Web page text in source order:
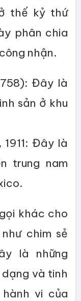
thế kỷ thứ
phân chia
nhận.
Đây là
sản ở khu
Đây là
trung nam
khác cho
chim sẻ
là những
và tinh
vi của